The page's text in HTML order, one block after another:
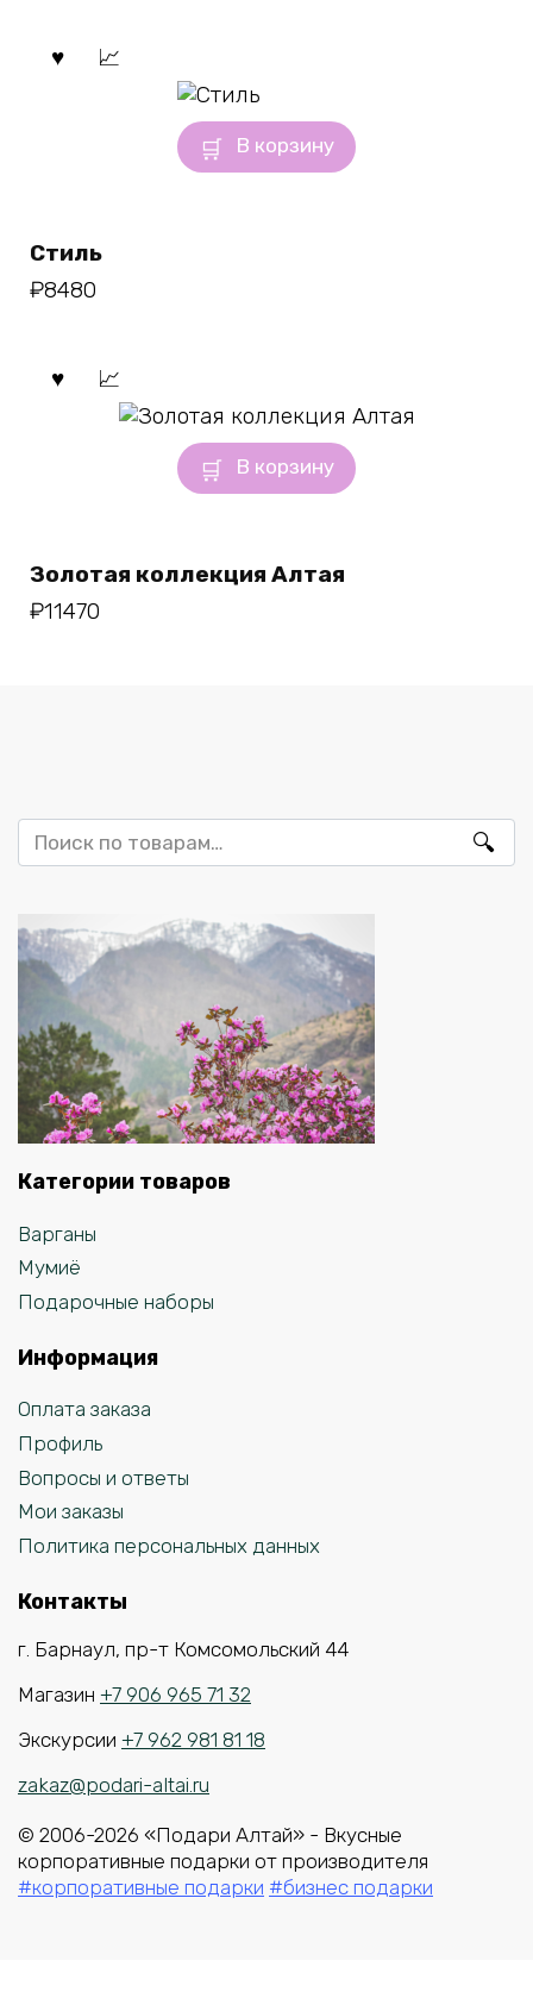
В корзину
Стиль
₽8480
В корзину
Золотая коллекция Алтая
₽11470
Искать:
Категории товаров
Варганы
Мумиё
Подарочные наборы
Информация
Оплата заказа
Профиль
Вопросы и ответы
Мои заказы
Политика персональных данных
Контакты
г. Барнаул, пр-т Комсомольский 44
Магазин +7 906 965 71 32
Экскурсии +7 962 981 81 18
zakaz@podari-altai.ru
© 2006-2026 «Подари Алтай» - Вкусные
корпоративные подарки от производителя
#корпоративные подарки #бизнес подарки